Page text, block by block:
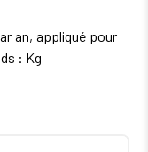
an, appliqué pour
: Kg